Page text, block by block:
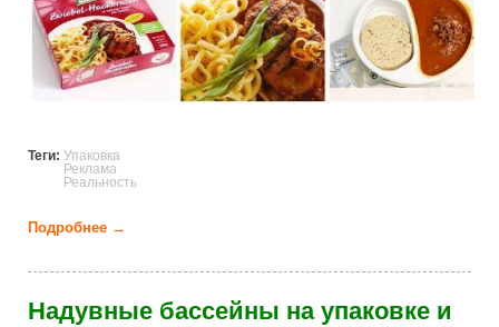
Теги: Упаковка
Реклама
Реальность
Подробнее →
Надувные бассейны на упаковке и